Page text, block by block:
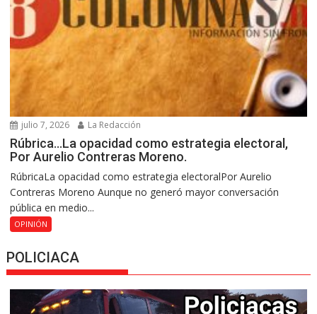
julio 7, 2026 La Redacción
Rúbrica…La opacidad como estrategia electoral,
Por Aurelio Contreras Moreno.
RúbricaLa opacidad como estrategia electoralPor Aurelio
Contreras Moreno Aunque no generó mayor conversación
pública en medio...
OPINIÓN
POLICIACA